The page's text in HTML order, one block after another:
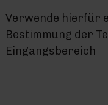
Verwende hierfür
Bestimmung der
Eingangsbereich